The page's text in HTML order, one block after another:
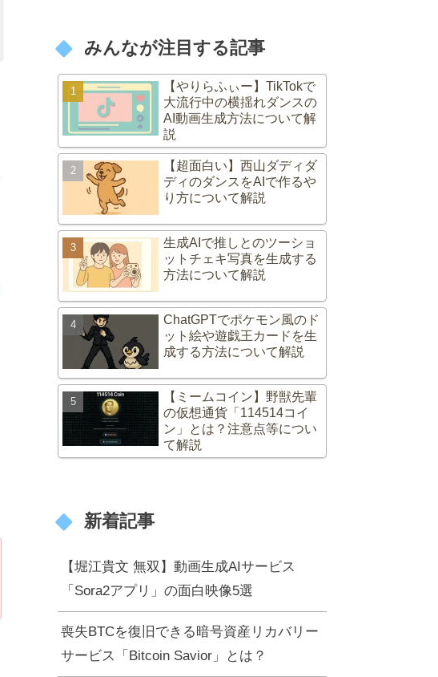
みんなが注目する記事
【やりらふぃー】TikTokで
大流行中の横揺れダンスの
AI動画生成方法について解
説
【超面白い】西山ダディダ
ディのダンスをAIで作るや
り方について解説
生成AIで推しとのツーショ
ットチェキ写真を生成する
方法について解説
ChatGPTでポケモン風のド
ット絵や遊戯王カードを生
成する方法について解説
【ミームコイン】野獣先輩
の仮想通貨「114514コイ
ン」とは？注意点等につい
て解説
新着記事
【堀江貴文 無双】動画生成AIサービス
「Sora2アプリ」の面白映像5選
喪失BTCを復旧できる暗号資産リカバリー
サービス「Bitcoin Savior」とは？